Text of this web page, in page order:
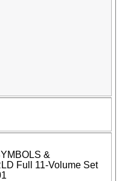
&
Full 11-Volume Set